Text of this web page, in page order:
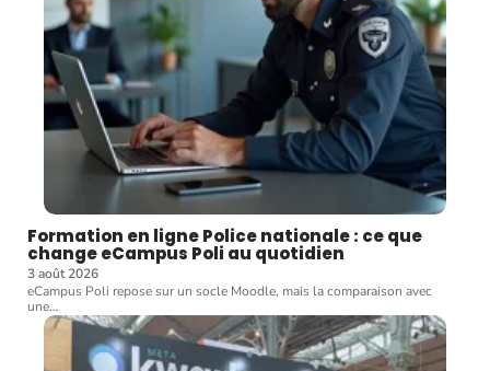
Formation en ligne Police nationale : ce que
change eCampus Poli au quotidien
3 août 2026
eCampus Poli repose sur un socle Moodle, mais la comparaison avec
une…